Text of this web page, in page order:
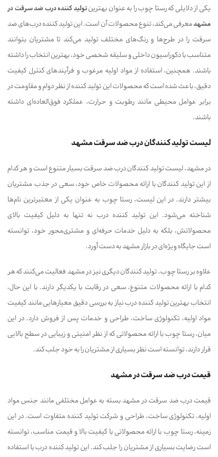
یکی از دلایلی که رستا چوب را به عنوان بهترینتولید کننده درب ضد سرقت در
مشهدمعرفی می‌کند، تنوع محصولات آن است. این تولید کننده درب‌های ضد
سرقت را در طرح‌ها و رنگ‌های مختلف تولید می‌کند تا مشتریان بتوانند
متناسب با دکوراسیون داخلی و سلیقه شخصی خود، بهترین انتخاب را داشته
باشند. همچنین، استفاده از مواد اولیه مرغوب و فرآیندهای کنترل کیفیت
دقیق، باعث شده است که محصولات این تولید کننده از نظر دوام و مقاومت در
برابر عوامل محیطی مانند رطوبت و حرارت، عملکرد فوق‌العاده‌ای داشته
باشند.
لیست تولید کنندگان درب ضد سرقت مشهد
در مشهد، لیست تولید کنندگان درب ضد سرقت بسیار متنوع است و هر کدام
از این تولید کنندگان با ارائه محصولات خاص خود، سعی در جذب مشتریان
بیشتر دارند. در این لیست، رستا چوب به عنوان یکی از معتبرترین نام‌ها
شناخته می‌شود. این تولید کننده درب نه تنها به دلیل کیفیت بالای
محصولاتش، بلکه به دلیل خدمات حرفه‌ای و مشتری‌محور خود، توانسته
است جایگاه ویژه‌ای در بازار مشهد به دست آورد.
علاوه بر رستا چوب، تولید کنندگان دیگری نیز در مشهد فعالیت می‌کنند که هر
کدام با ارائه محصولات متنوع، سعی در رقابت با یکدیگر دارند. با این حال،
انتخاب بهترین تولید کننده درب نیاز به بررسی دقیق معیارهایی مانند کیفیت
مواد اولیه، تکنولوژی ساخت، طراحی و خدمات پس از فروش دارد. در این
میان، رستا چوب با ارائه محصولاتی که از نظر امنیتی و زیبایی در سطح بالایی
قرار دارند، توانسته است نظر بسیاری از مشتریان را به خود جلب کند.
قیمت درب ضد سرقت در مشهد
قیمت درب ضد سرقت در مشهد بسته به عوامل مختلفی مانند جنس مواد
اولیه، تکنولوژی ساخت، طراحی و شرکت تولید کننده متفاوت است. در این
زمینه، رستا چوب با ارائه محصولاتی با کیفیت بالا و قیمت مناسب، توانسته
است رضایت بسیاری از مشتریان را جلب کند. این تولید کننده درب با استفاده